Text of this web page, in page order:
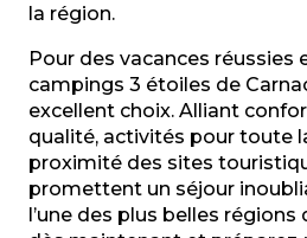
la région.
Pour des vacances réussies
campings 3 étoiles de
excellent choix. Alliant
qualité, activités pour toute
proximité des sites
promettent un séjour
l’une des plus belles régions